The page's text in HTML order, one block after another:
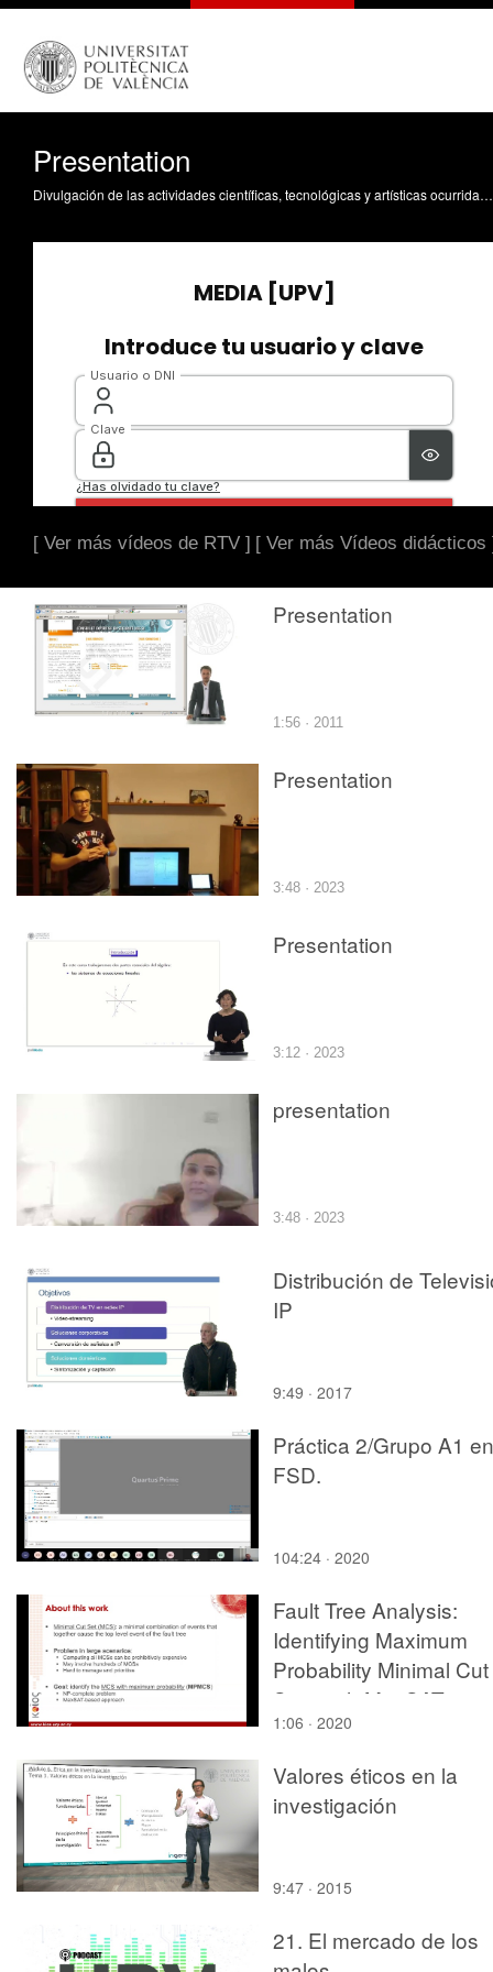
Presentation
Divulgación de las actividades científicas, tecnológicas y artísticas ocurridas en los tres campus de la UPV
[ Ver más vídeos de RTV ] [ Ver más Vídeos didácticos
Presentation
1:56 · 2011
Presentation
3:48 · 2023
Presentation
3:12 · 2023
presentation
3:48 · 2023
Distribución de
IP
9:49 · 2017
Práctica 2/Grupo A1 en
FSD.
104:24 · 2020
Fault Tree Analysis:
Identifying Maximum
Probability Minimal Cut
Sets with MaxSAT
1:06 · 2020
Valores éticos en la
investigación
9:47 · 2015
21. El mercado de los